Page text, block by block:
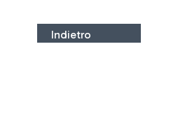
Indietro